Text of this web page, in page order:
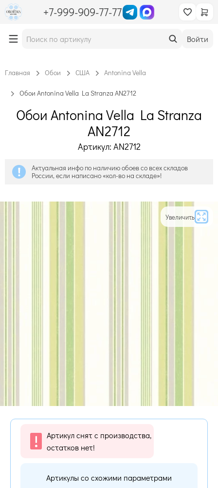
+7-999-909-77-77
Войти
Главная Обои США Antonina Vella
Обои Antonina Vella La Stranza AN2712
Обои Antonina Vella La Stranza
AN2712
Артикул: AN2712
Актуальная инфо по наличию обоев со всех складов
России, если написано «кол-во на складе»!
Увеличить
Артикул снят с производства,
остатков нет!
Артикулы со схожими параметрами